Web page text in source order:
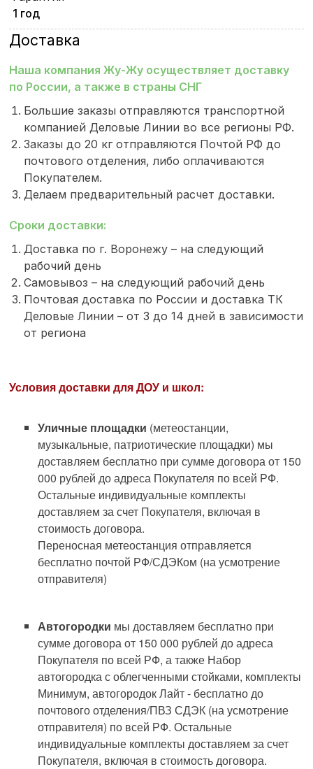
1 год
Доставка
Наша компания Жу-Жу осуществляет доставку
по России, а также в страны СНГ
Большие заказы отправляются транспортной
компанией Деловые Линии во все регионы РФ.
Заказы до 20 кг отправляются Почтой РФ до
почтового отделения, либо оплачиваются
Покупателем.
Делаем предварительный расчет доставки.
Сроки доставки:
Доставка по г. Воронежу – на следующий
рабочий день
Самовывоз – на следующий рабочий день
Почтовая доставка по России и доставка ТК
Деловые Линии – от 3 до 14 дней в зависимости
от региона
Условия доставки для ДОУ и школ:
Уличные площадки (метеостанции,
музыкальные, патриотические площадки) мы
доставляем бесплатно при сумме договора от 150
000 рублей до адреса Покупателя по всей РФ.
Остальные индивидуальные комплекты
доставляем за счет Покупателя, включая в
стоимость договора.
Переносная метеостанция отправляется
бесплатно почтой РФ/СДЭКом (на усмотрение
отправителя)
Автогородки мы доставляем бесплатно при
сумме договора от 150 000 рублей до адреса
Покупателя по всей РФ, а также Набор
автогородка с облегченными стойками, комплекты
Минимум, автогородок Лайт - бесплатно до
почтового отделения/ПВЗ СДЭК (на усмотрение
отправителя) по всей РФ. Остальные
индивидуальные комплекты доставляем за счет
Покупателя, включая в стоимость договора.